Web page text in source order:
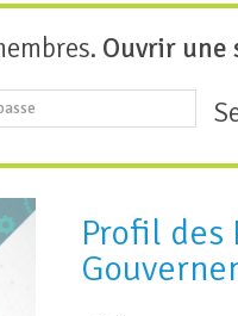
Ouvrir une
Profil des